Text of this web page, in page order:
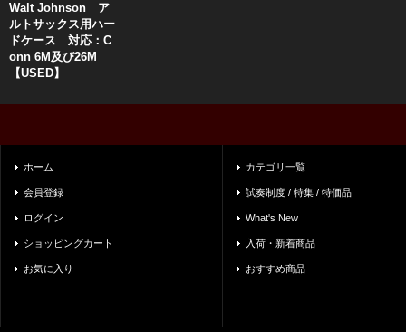
Walt Johnson ア
ルトサックス用ハー
ドケース 対応：C
onn 6M及び26M
【USED】
ホーム
会員登録
ログイン
ショッピングカート
お気に入り
カテゴリ一覧
試奏制度 / 特集 / 特価品
What's New
入荷・新着商品
おすすめ商品